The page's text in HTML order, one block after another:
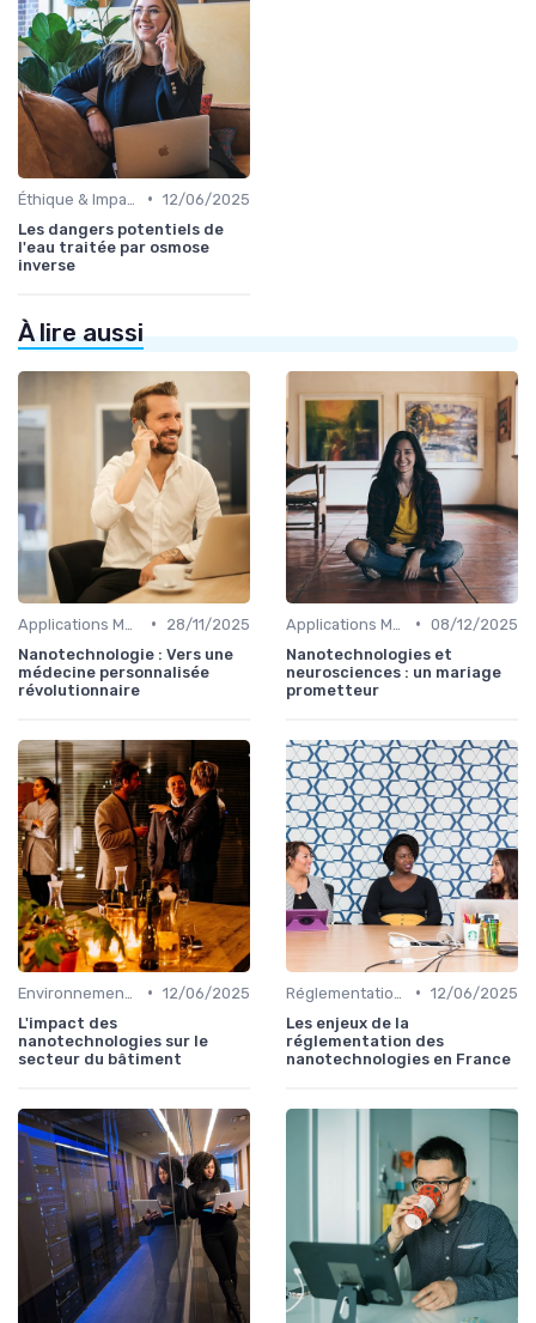
• 12/06/2025
Les dangers potentiels de
l'eau traitée par osmose
inverse
À lire aussi
•
28/11/2025
Nanotechnologie : Vers une
médecine personnalisée
révolutionnaire
• 08/12/2025
Nanotechnologies et
neurosciences : un mariage
prometteur
• 12/06/2025
L'impact des
nanotechnologies sur le
secteur du bâtiment
• 12/06/2025
Les enjeux de la
réglementation des
nanotechnologies en France